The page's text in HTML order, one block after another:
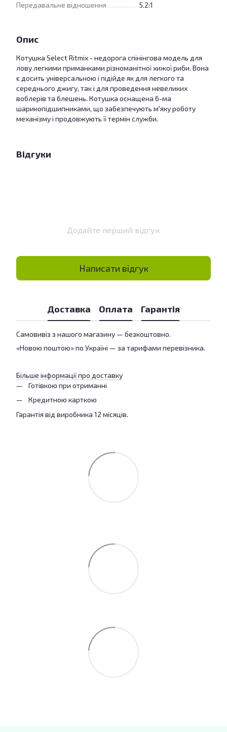
Передавальне відношення 5.2:1
Опис
Котушка Select Ritmix - недорога спінінгова модель для
лову легкими приманками різноманітної хижої риби. Вона
є досить універсальною і підійде як для легкого та
середнього джигу, так і для проведення невеликих
воблерів та блешень. Котушка оснащена 6-ма
шарикопідшипниками, що забезпечують м'яку роботу
механізму і продовжують її термін служби.
Відгуки
Додайте перший відгук
Написати відгук
Доставка Оплата Гарантія
Самовивіз з нашого магазину — безкоштовно.
«Новою поштою» по Україні — за тарифами перевізника.
Більше інформації про доставку
Готівкою при отриманні
Кредитною карткою
Гарантія від виробника 12 місяців.